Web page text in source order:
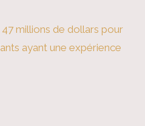
millions de dollars pour
ayant une expérience